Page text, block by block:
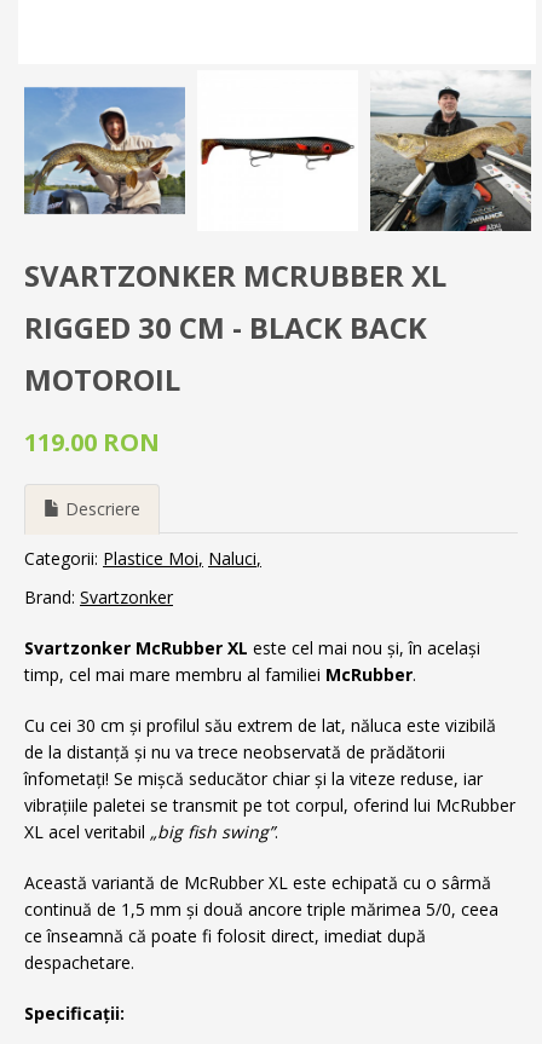
SVARTZONKER MCRUBBER XL
RIGGED 30 CM - BLACK BACK
MOTOROIL
119.00 RON
Descriere
Categorii: Plastice Moi Naluci
Brand: Svartzonker
Svartzonker McRubber XL este cel mai nou și, în același
timp, cel mai mare membru al familiei McRubber.
Cu cei 30 cm și profilul său extrem de lat, năluca este vizibilă
de la distanță și nu va trece neobservată de prădătorii
înfometați! Se mișcă seducător chiar și la viteze reduse, iar
vibrațiile paletei se transmit pe tot corpul, oferind lui McRubber
XL acel veritabil „big fish swing”.
Această variantă de McRubber XL este echipată cu o sârmă
continuă de 1,5 mm și două ancore triple mărimea 5/0, ceea
ce înseamnă că poate fi folosit direct, imediat după
despachetare.
Specificații: